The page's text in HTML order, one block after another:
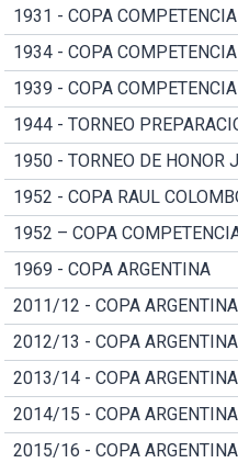
1931 - COPA
1934 - COPA
1939 - COPA
1944 - TORNEO
1950 - TORNEO DE HONOR
1952 - COPA RAUL
1952 – COPA
1969 - COPA ARGENTINA
2011/12 - COPA ARGENTINA
2012/13 - COPA ARGENTINA
2013/14 - COPA ARGENTINA
2014/15 - COPA ARGENTINA
2015/16 - COPA ARGENTINA